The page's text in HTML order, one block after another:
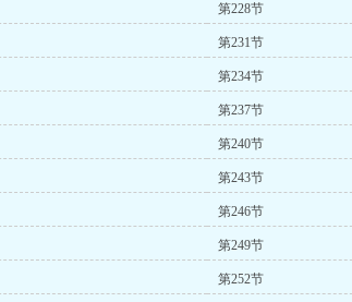
第228节
第231节
第234节
第237节
第240节
第243节
第246节
第249节
第252节